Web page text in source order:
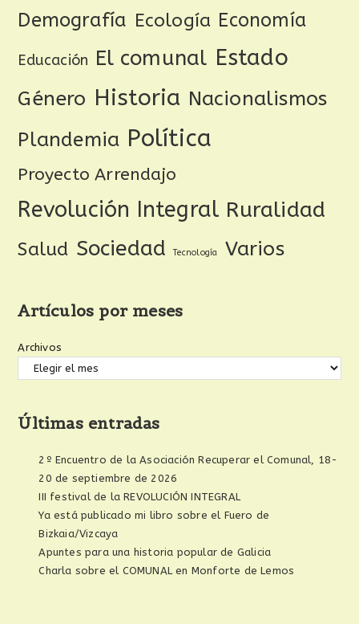
Demografía Ecología Economía
Educación El comunal Estado
Género Historia Nacionalismos
Plandemia Política
Proyecto Arrendajo
Revolución Integral Ruralidad
Salud Sociedad Tecnología Varios
Artículos por meses
Archivos
Últimas entradas
2º Encuentro de la Asociación Recuperar el Comunal, 18-
20 de septiembre de 2026
III festival de la REVOLUCIÓN INTEGRAL
Ya está publicado mi libro sobre el Fuero de
Bizkaia/Vizcaya
Apuntes para una historia popular de Galicia
Charla sobre el COMUNAL en Monforte de Lemos